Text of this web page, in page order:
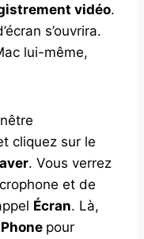
vidéo.
s’ouvrira.
lui-même,
cliquez sur le
. Vous verrez
et de
Écran. Là,
pour